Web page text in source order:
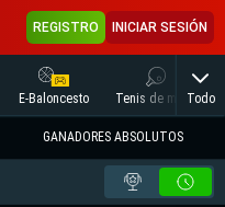
REGISTRO INICIAR SESIÓN
E-Baloncesto Tenis de mesaTodo
GANADORES ABSOLUTOS